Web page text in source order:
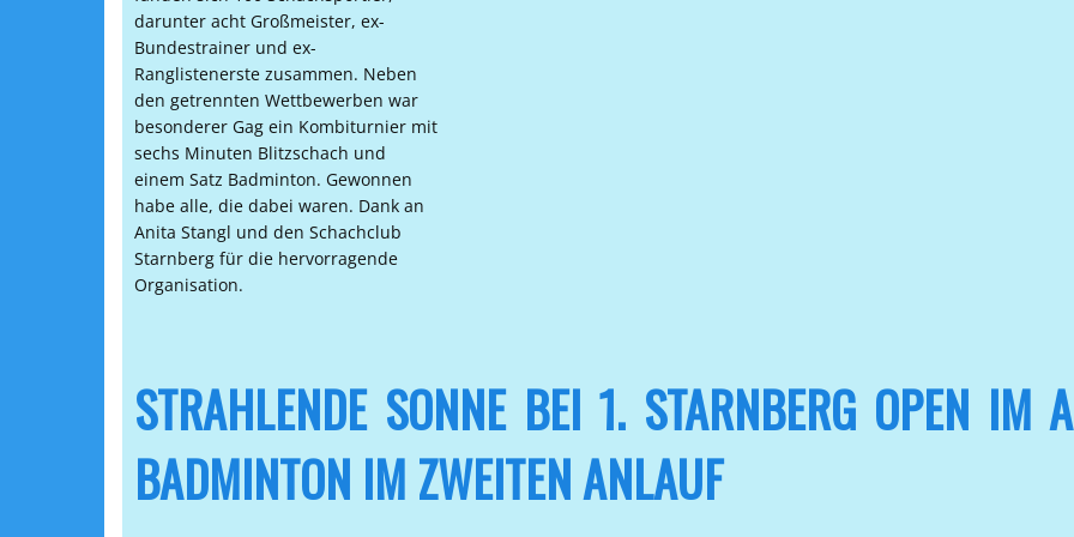
darunter acht Großmeister, ex-
Bundestrainer und ex-
Ranglistenerste zusammen. Neben
den getrennten Wettbewerben war
besonderer Gag ein Kombiturnier mit
sechs Minuten Blitzschach und
einem Satz Badminton. Gewonnen
habe alle, die dabei waren. Dank an
Anita Stangl und den Schachclub
Starnberg für die hervorragende
Organisation.
STRAHLENDE SONNE BEI 1. STARNBERG OPEN IM
BADMINTON IM ZWEITEN ANLAUF